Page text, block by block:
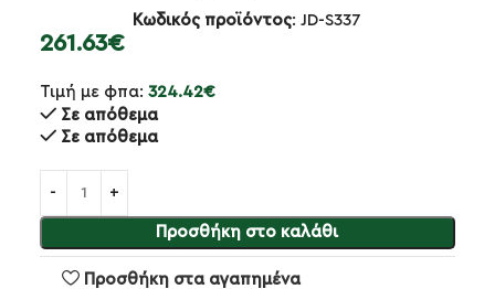
Κωδικός προϊόντος: JD-S337
261.63€
Τιμή με φπα: 324.42€
Σε απόθεμα
Σε απόθεμα
Προσθήκη στο καλάθι
Προσθήκη στα αγαπημένα